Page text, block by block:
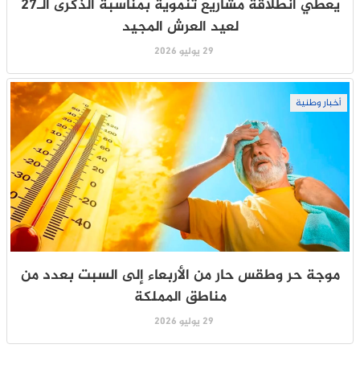
يعطي انطلاقة مشاريع تنموية بمناسبة الذكرى الـ27
لعيد العرش المجيد
29 يوليو 2026
أخبار وطنية
موجة حر وطقس حار من الأربعاء إلى السبت بعدد من
مناطق المملكة
29 يوليو 2026